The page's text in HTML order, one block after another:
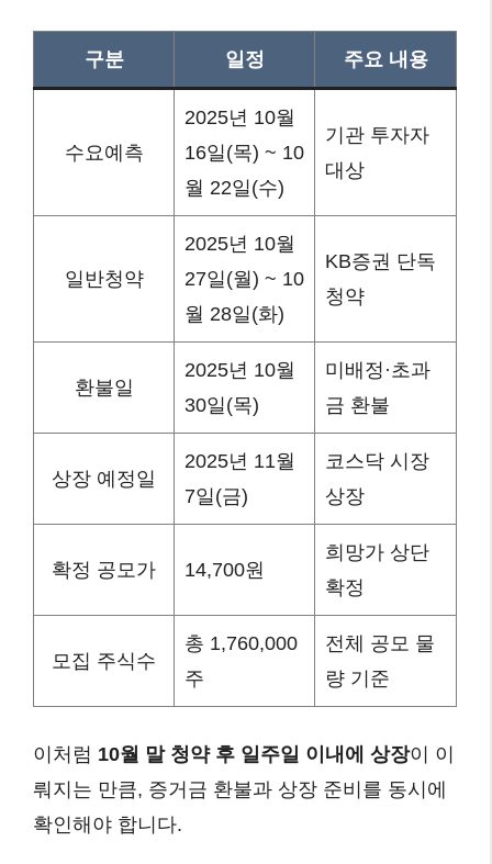
구분 일정 주요 내용
수요예측
2025년 10월
16일(목) ~ 10
월 22일(수)
기관 투자자
대상
일반청약
2025년 10월
27일(월) ~ 10
월 28일(화)
KB증권 단독
청약
환불일
2025년 10월
30일(목)
미배정·초과
금 환불
상장 예정일
2025년 11월
7일(금)
코스닥 시장
상장
확정 공모가 14,700원
희망가 상단
확정
모집 주식수
총 1,760,000
주
전체 공모 물
량 기준
이처럼 10월 말 청약 후 일주일 이내에 상장이 이
뤄지는 만큼, 증거금 환불과 상장 준비를 동시에
확인해야 합니다.